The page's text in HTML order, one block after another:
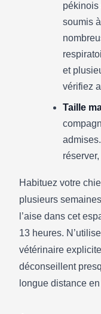
pékinois
soumis
et
vérifiez
Taille
Habituez votre
plusieurs
l’aise dans cet
13 heures.
vétérinaire
déconseillent
longue distance